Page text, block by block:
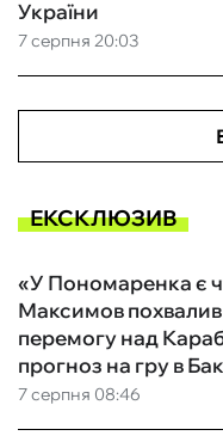
7 серпня 20:03
України
ЕКСКЛЮЗИВ
7 серпня 08:46
«У Пономаренка є
Максимов
перемогу над
прогноз на гру в